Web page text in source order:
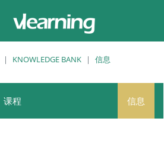
KNOWLEDGE BANK 信息
课程 信息